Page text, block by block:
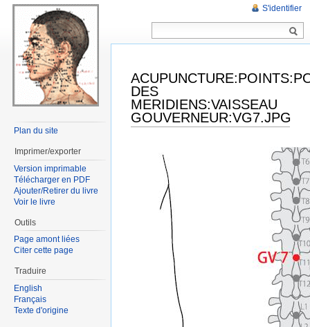
DES
MERIDIENS:VAISSEAU
GOUVERNEUR:VG7.JPG
S'identifier
Plan du site
Imprimer/exporter
Version imprimable
Télécharger en PDF
Ajouter/Retirer du livre
Voir le livre
Outils
Page amont liées
Citer cette page
Traduire
English
Français
Texte d'origine